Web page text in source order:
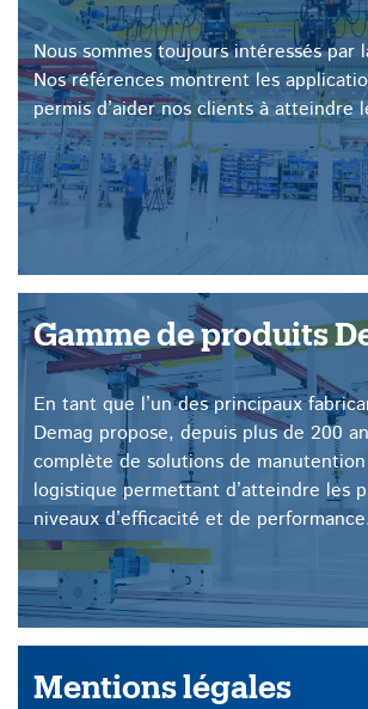
Nous sommes toujours intéressés par
Nos références montrent les
permis d’aider nos clients à atteindre
Gamme de produits
En tant que l’un des principaux
Demag propose, depuis plus de 200
complète de solutions de
logistique permettant d’atteindre les
niveaux d’efficacité et de performance.
Mentions légales